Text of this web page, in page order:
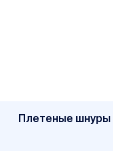
Плетеные шнуры